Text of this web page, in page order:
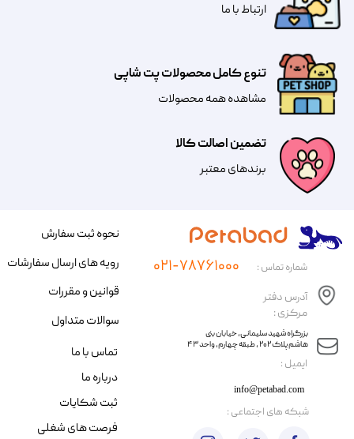
تضمین اصالت کالا
​​برندهای معتبر​​​​​​​
تنوع کامل محصولات پت شاپی
مشاهده همه محصولات
​​​ارتباط با ما
​ایمیل :
آدرس دفتر
مرکزی :
info@petabad.com
​​بزرگراه شهید سلیمانی، خیابان بنی
هاشم پلاک ۲۰۲ ، طبقه چهارم، واحد ۴۳
شماره تماس : ۰۲۱-۷۸۷۶۱۰۰۰
نحوه ثبت سفارش
رویه های ارسال سفارشات
قوانین و مقررات
سوالات متداول
تماس با ما
درباره ما
ثبت شکایات
فرصت های شغلی
​شبکه های اجتماعی :